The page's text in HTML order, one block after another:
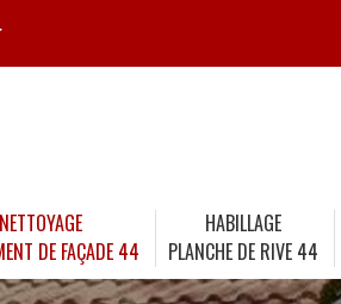
DE FAÇADE 44
HABILLAGE
PLANCHE DE RIVE 44